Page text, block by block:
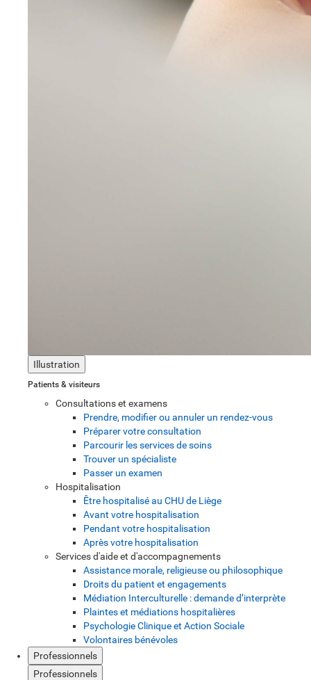
Illustration
Patients & visiteurs
Consultations et examens
Prendre, modifier ou annuler un rendez-vous
Préparer votre consultation
Parcourir les services de soins
Trouver un spécialiste
Passer un examen
Hospitalisation
Être hospitalisé au CHU de Liège
Avant votre hospitalisation
Pendant votre hospitalisation
Après votre hospitalisation
Services d'aide et d'accompagnements
Assistance morale, religieuse ou philosophique
Droits du patient et engagements
Médiation Interculturelle : demande d’interprète
Plaintes et médiations hospitalières
Psychologie Clinique et Action Sociale
Volontaires bénévoles
Professionnels
Professionnels